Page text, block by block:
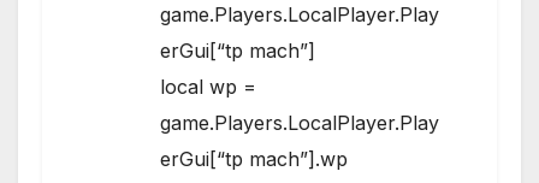
game.Players.LocalPlayer.Play
erGui[“tp mach”]
local wp =
game.Players.LocalPlayer.Play
erGui[“tp mach”].wp